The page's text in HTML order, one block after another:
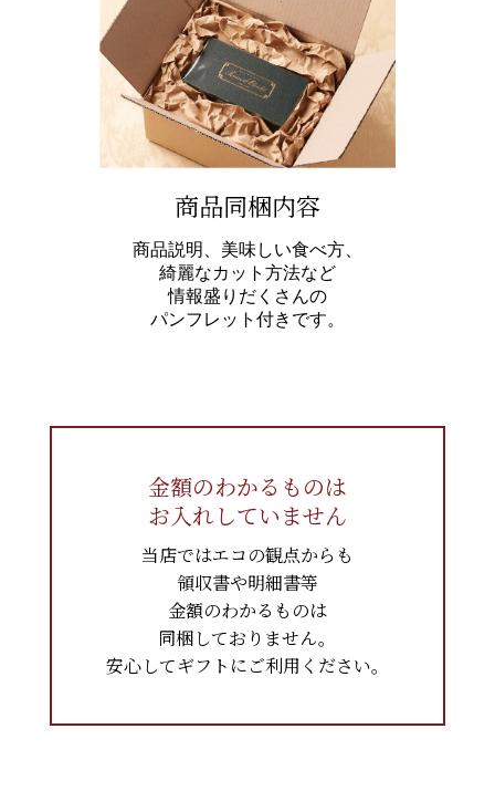
商品同梱内容
商品説明、美味しい食べ方、
綺麗なカット方法など
情報盛りだくさんの
パンフレット付きです。
金額のわかるものは
お入れしていません
当店ではエコの観点からも
領収書や明細書等
金額のわかるものは
同梱しておりません。
安心してギフトにご利用ください。